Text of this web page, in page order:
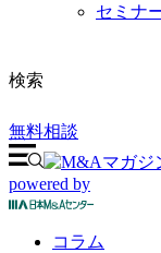
セミナ
検索
無料相談
powered by
コラム